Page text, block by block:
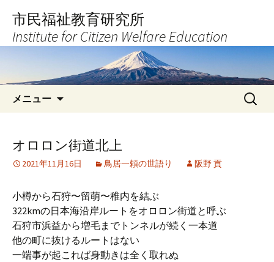
へ
キ
市民福祉教育研究所
Institute for Citizen Welfare Education
メニュー
検
索:
オロロン街道北上
2021年11月16日 鳥居一頼の世語り 阪野 貢
小樽から石狩〜留萌〜稚内を結ぶ
322kmの日本海沿岸ルートをオロロン街道と呼ぶ
石狩市浜益から増毛までトンネルが続く一本道
他の町に抜けるルートはない
一端事が起これば身動きは全く取れぬ